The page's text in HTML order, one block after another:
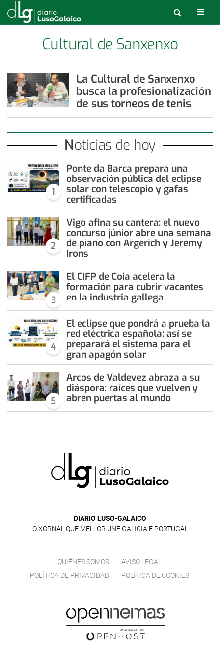
Cultural de Sanxenxo
La Cultural de Sanxenxo
busca la profesionalización
de sus torneos de tenis
Noticias de hoy
1
Ponte da Barca prepara una
observación pública del eclipse
solar con telescopio y gafas
certificadas
2
Vigo afina su cantera: el nuevo
concurso júnior abre una semana
de piano con Argerich y Jeremy
Irons
3
El CIFP de Coia acelera la
formación para cubrir vacantes
en la industria gallega
4
El eclipse que pondrá a prueba la
red eléctrica española: así se
preparará el sistema para el
gran apagón solar
5
Arcos de Valdevez abraza a su
diáspora: raíces que vuelven y
abren puertas al mundo
DIARIO LUSO-GALAICO
O XORNAL QUE MELLOR UNE GALICIA E PORTUGAL
QUIÉNES SOMOS
AVISO LEGAL
POLÍTICA DE PRIVACIDAD
POLÍTICA DE COOKIES